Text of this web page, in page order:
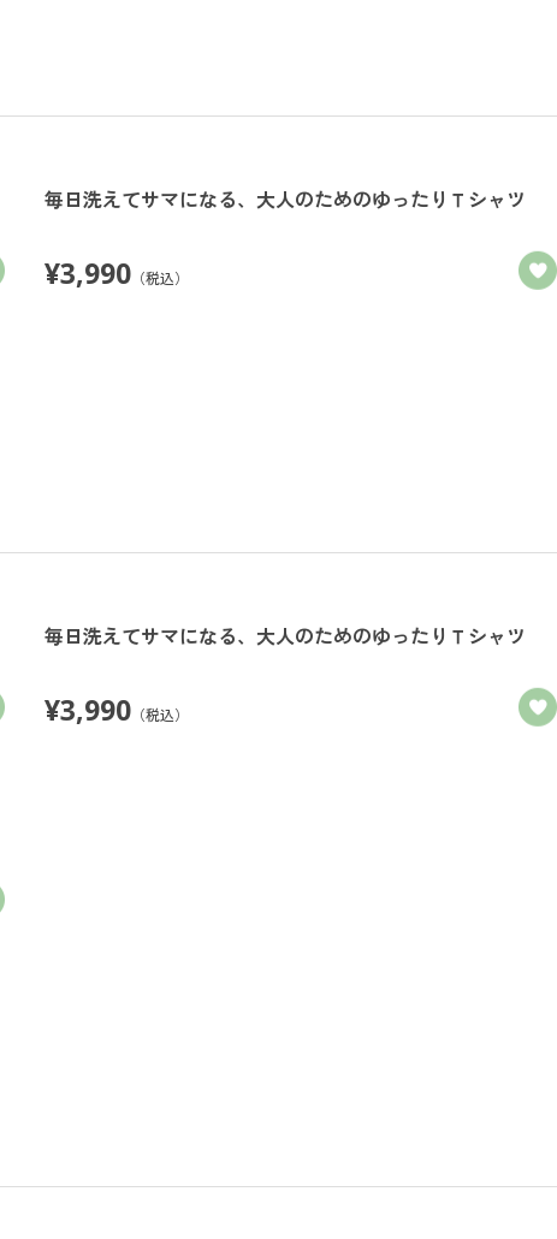
毎日洗えてサマになる、大人のためのゆったりＴシャツ
¥3,990 （税込）
毎日洗えてサマになる、大人のためのゆったりＴシャツ
¥3,990 （税込）